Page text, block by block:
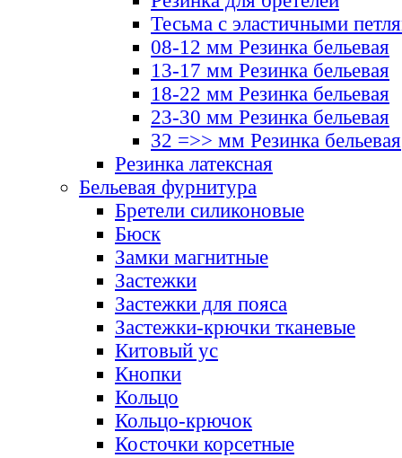
Тесьма с эластичными
08-12 мм Резинка бельевая
13-17 мм Резинка бельевая
18-22 мм Резинка бельевая
23-30 мм Резинка бельевая
32 =>> мм Резинка бельевая
Резинка латексная
Бельевая фурнитура
Бретели силиконовые
Бюск
Замки магнитные
Застежки
Застежки для пояса
Застежки-крючки тканевые
Китовый ус
Кнопки
Кольцо
Кольцо-крючок
Косточки корсетные